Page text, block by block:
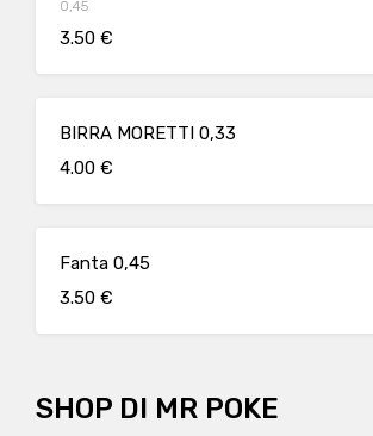
0,45
3.50 €
BIRRA MORETTI 0,33
4.00 €
Fanta 0,45
3.50 €
SHOP DI MR POKE